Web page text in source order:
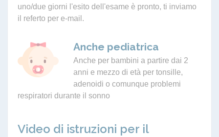
uno/due giorni l'esito dell'esame è pronto, ti inviamo
il referto per e-mail.
Anche pediatrica
Anche per bambini a partire dai 2
anni e mezzo di età per tonsille,
adenoidi o comunque problemi
respiratori durante il sonno
Video di istruzioni per il